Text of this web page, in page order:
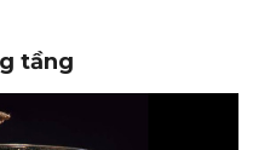
tầng